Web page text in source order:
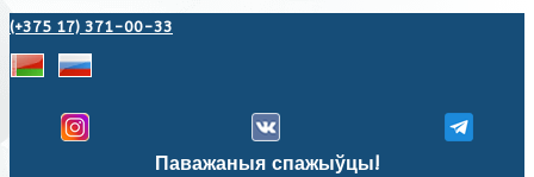
(+375 17) 371-00-33
Паважаныя спажыўцы!